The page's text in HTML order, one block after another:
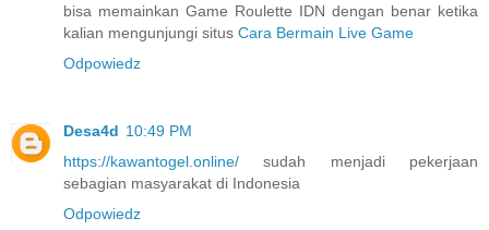
bisa memainkan Game Roulette IDN dengan benar ketika
kalian mengunjungi situs Cara Bermain Live Game
Odpowiedz
Desa4d 10:49 PM
https://kawantogel.online/ sudah menjadi pekerjaan
sebagian masyarakat di Indonesia
Odpowiedz